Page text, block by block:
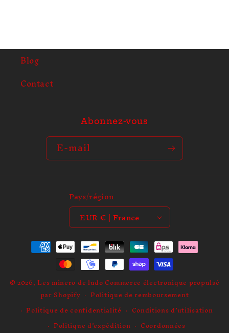
d
Blog
Contact
Abonnez-vous
E-mail
Pays/région
EUR € | France
Moyens
paiement
© 2026,Les minero de ludoCommerce électronique propulsé
par Shopify
Politique de remboursement
Politique de confidentialité
Conditions d’utilisation
Politique d’expédition
Coordonnées